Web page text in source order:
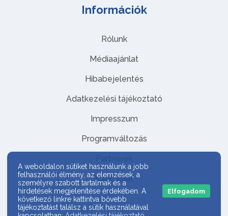
Információk
Rólunk
Médiaajánlat
Hibabejelentés
Adatkezelési tájékoztató
Impresszum
Programváltozás
Kapcsolat
A weboldalon sütiket használunk a jobb
felhasználói élmény, az elemzések, a
személyre szabott tartalmak és a
hirdetések megjelenítése érdekében. A
következő linkre kattintva bővebb
tájékoztatást találsz a sütik használatával
Elfogadom